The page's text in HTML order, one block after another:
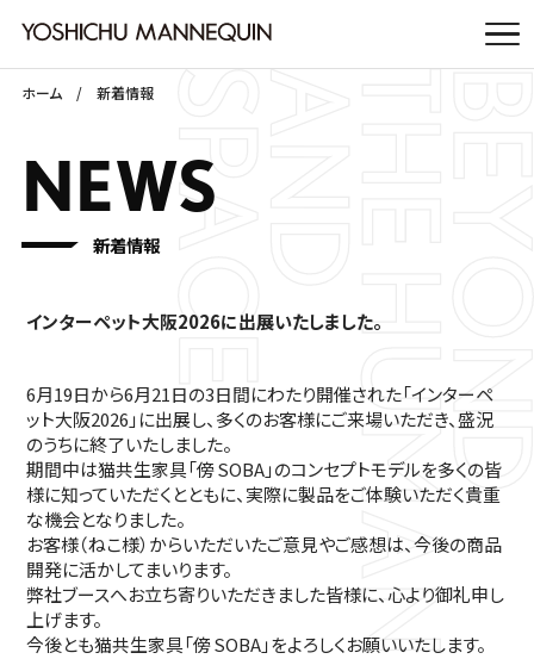
ホーム 新着情報
NEWS
新着情報
インターペット大阪2026に出展いたしました。
6月19日から6月21日の3日間にわたり開催された「インターペ
ット大阪2026」に出展し、多くのお客様にご来場いただき、盛況
のうちに終了いたしました。
期間中は猫共生家具「傍 SOBA」のコンセプトモデルを多くの皆
様に知っていただくとともに、実際に製品をご体験いただく貴重
な機会となりました。
お客様（ねこ様）からいただいたご意見やご感想は、今後の商品
開発に活かしてまいります。
弊社ブースへお立ち寄りいただきました皆様に、心より御礼申し
上げます。
今後とも猫共生家具「傍 SOBA」をよろしくお願いいたします。